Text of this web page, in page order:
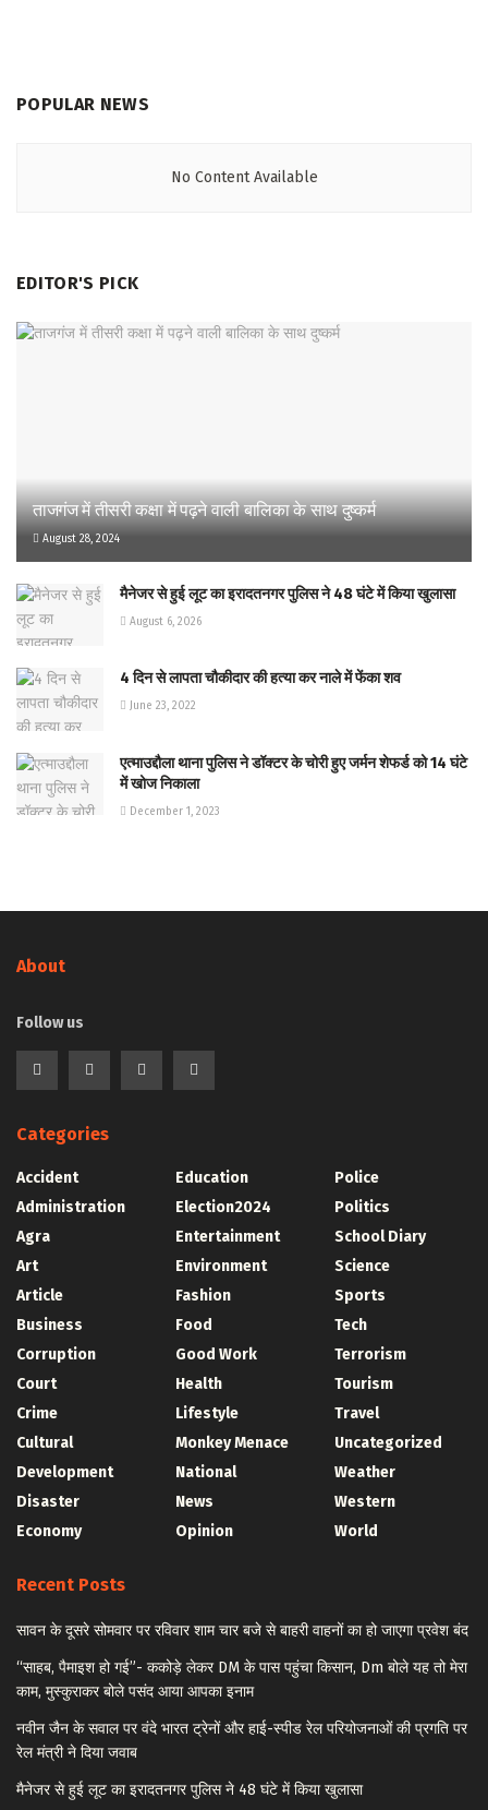
POPULAR NEWS
No Content Available
EDITOR'S PICK
ताजगंज में तीसरी कक्षा में पढ़ने वाली बालिका के साथ दुष्कर्म
August 28, 2024
मैनेजर से हुई लूट का इरादतनगर पुलिस ने 48 घंटे में किया खुलासा
August 6, 2026
4 दिन से लापता चौकीदार की हत्या कर नाले में फेंका शव
June 23, 2022
एत्माउद्दौला थाना पुलिस ने डॉक्टर के चोरी हुए जर्मन शेफर्ड को 14 घंटे
में खोज निकाला
December 1, 2023
About
Follow us
Categories
Accident
Administration
Agra
Art
Article
Business
Corruption
Court
Crime
Cultural
Development
Disaster
Economy
Education
Election2024
Entertainment
Environment
Fashion
Food
Good Work
Health
Lifestyle
Monkey Menace
National
News
Opinion
Police
Politics
School Diary
Science
Sports
Tech
Terrorism
Tourism
Travel
Uncategorized
Weather
Western
World
Recent Posts
सावन के दूसरे सोमवार पर रविवार शाम चार बजे से बाहरी वाहनों का हो जाएगा प्रवेश बंद
“साहब, पैमाइश हो गई”- ककोड़े लेकर DM के पास पहुंचा किसान, Dm बोले यह तो मेरा
काम, मुस्कुराकर बोले पसंद आया आपका इनाम
नवीन जैन के सवाल पर वंदे भारत ट्रेनों और हाई-स्पीड रेल परियोजनाओं की प्रगति पर
रेल मंत्री ने दिया जवाब
मैनेजर से हुई लूट का इरादतनगर पुलिस ने 48 घंटे में किया खुलासा